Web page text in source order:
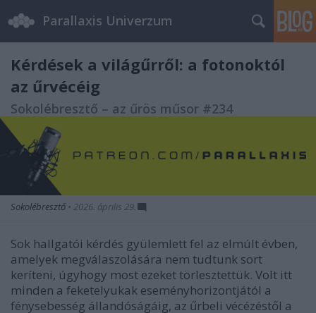
Parallaxis Univerzum
Kérdések a világűrről: a fotonoktól
az űrvécéig
Sokolébresztő – az űrös műsor #234
Sokolébresztő • 2026. április 29.
Sok hallgatói kérdés gyülemlett fel az elmúlt évben,
amelyek megválaszolására nem tudtunk sort
keríteni, úgyhogy most ezeket törlesztettük. Volt itt
minden a feketelyukak eseményhorizontjától a
fénysebesség állandóságáig, az űrbeli vécézéstől a